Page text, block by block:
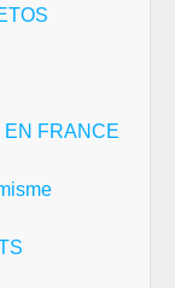
EN FRANCE